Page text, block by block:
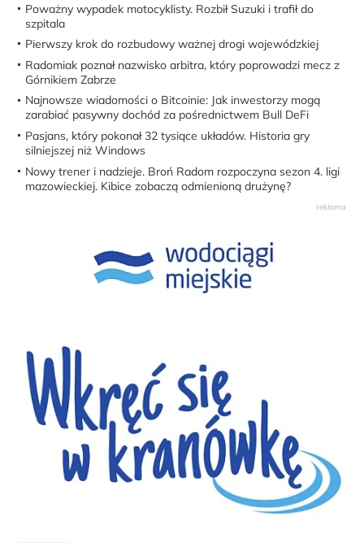
Poważny wypadek motocyklisty. Rozbił Suzuki i trafił do
szpitala
Pierwszy krok do rozbudowy ważnej drogi wojewódzkiej
Radomiak poznał nazwisko arbitra, który poprowadzi mecz z
Górnikiem Zabrze
Najnowsze wiadomości o Bitcoinie: Jak inwestorzy mogą
zarabiać pasywny dochód za pośrednictwem Bull DeFi
Pasjans, który pokonał 32 tysiące układów. Historia gry
silniejszej niż Windows
Nowy trener i nadzieje. Broń Radom rozpoczyna sezon 4. ligi
mazowieckiej. Kibice zobaczą odmienioną drużynę?